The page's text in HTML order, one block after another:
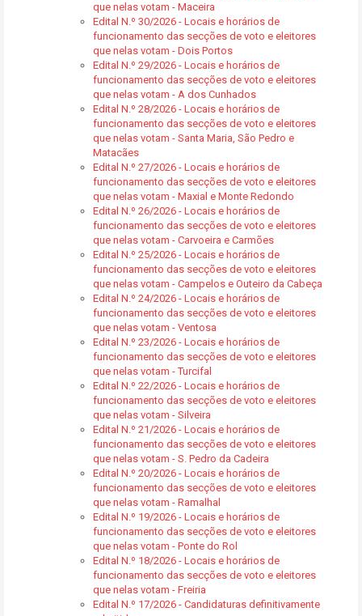
que nelas votam - Maceira
Edital N.º 30/2026 - Locais e horários de
funcionamento das secções de voto e eleitores
que nelas votam - Dois Portos
Edital N.º 29/2026 - Locais e horários de
funcionamento das secções de voto e eleitores
que nelas votam - A dos Cunhados
Edital N.º 28/2026 - Locais e horários de
funcionamento das secções de voto e eleitores
que nelas votam - Santa Maria, São Pedro e
Matacães
Edital N.º 27/2026 - Locais e horários de
funcionamento das secções de voto e eleitores
que nelas votam - Maxial e Monte Redondo
Edital N.º 26/2026 - Locais e horários de
funcionamento das secções de voto e eleitores
que nelas votam - Carvoeira e Carmões
Edital N.º 25/2026 - Locais e horários de
funcionamento das secções de voto e eleitores
que nelas votam - Campelos e Outeiro da Cabeça
Edital N.º 24/2026 - Locais e horários de
funcionamento das secções de voto e eleitores
que nelas votam - Ventosa
Edital N.º 23/2026 - Locais e horários de
funcionamento das secções de voto e eleitores
que nelas votam - Turcifal
Edital N.º 22/2026 - Locais e horários de
funcionamento das secções de voto e eleitores
que nelas votam - Silveira
Edital N.º 21/2026 - Locais e horários de
funcionamento das secções de voto e eleitores
que nelas votam - S. Pedro da Cadeira
Edital N.º 20/2026 - Locais e horários de
funcionamento das secções de voto e eleitores
que nelas votam - Ramalhal
Edital N.º 19/2026 - Locais e horários de
funcionamento das secções de voto e eleitores
que nelas votam - Ponte do Rol
Edital N.º 18/2026 - Locais e horários de
funcionamento das secções de voto e eleitores
que nelas votam - Freiria
Edital N.º 17/2026 - Candidaturas definitivamente